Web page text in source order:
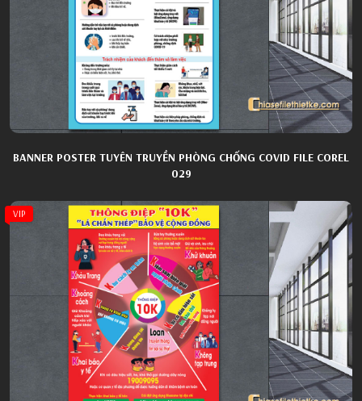
BANNER POSTER TUYÊN TRUYỀN PHÒNG CHỐNG COVID FILE COREL
029
VIP